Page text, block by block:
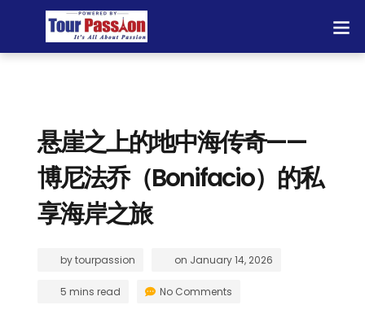
悬崖之上的地中海传奇——
博尼法乔（Bonifacio）的私
享海岸之旅
bytourpassion on January 14, 2026
5 mins read No Comments